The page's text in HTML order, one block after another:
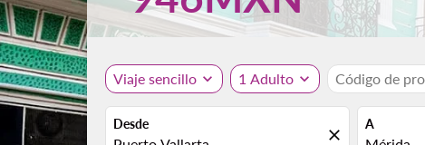
Viaje sencillo expand_more 1 Adulto expand_more Código de
Desde
close
A